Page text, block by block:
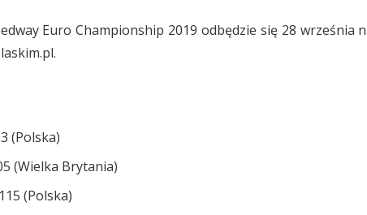
Euro Championship 2019 odbędzie się 28
(Polska)
(Wielka Brytania)
(Polska)